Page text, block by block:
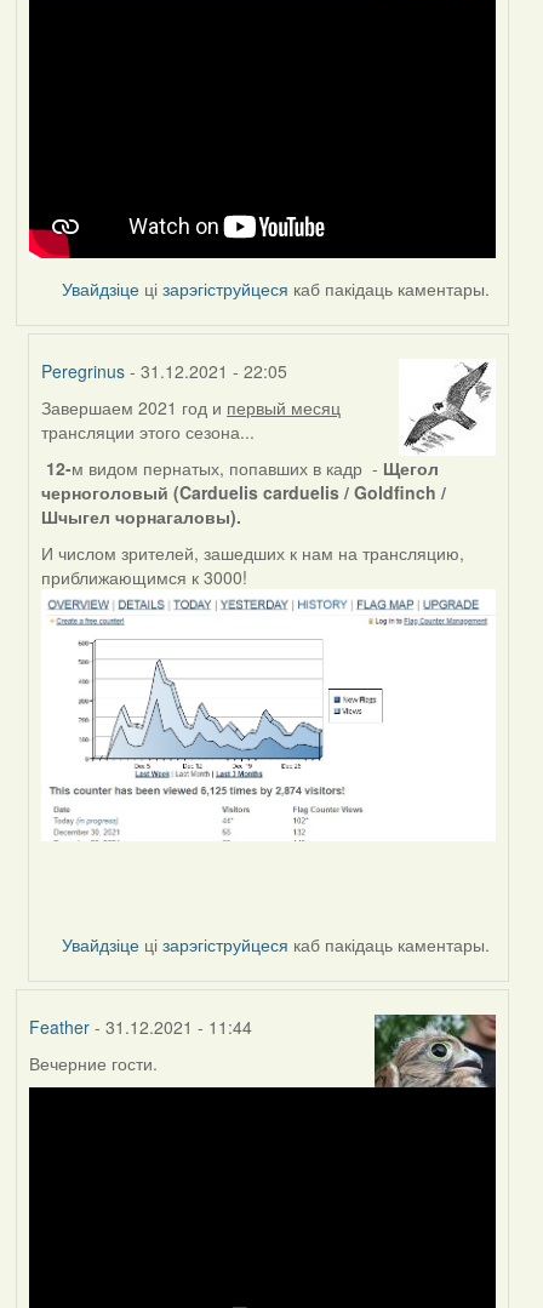
Увайдзіце цізарэгіструйцеся каб пакідаць каментары.
Peregrinus - 31.12.2021 - 22:05
In
reply
to
by
Feather
Завершаем 2021 год и первый месяц
трансляции этого сезона...
12-м видом пернатых, попавших в кадр - Щегол
черноголовый (Carduelis carduelis / Goldfinch /
Шчыгел чорнагаловы).
И числом зрителей, зашедших к нам на трансляцию,
приближающимся к 3000!
Увайдзіце цізарэгіструйцеся каб пакідаць каментары.
Feather- 31.12.2021 - 11:44
Вечерние гости.